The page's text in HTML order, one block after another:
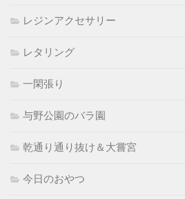
レジンアクセサリー
レタリング
一閑張り
与野公園のバラ園
乾通り通り抜け＆大嘗宮
今日のおやつ